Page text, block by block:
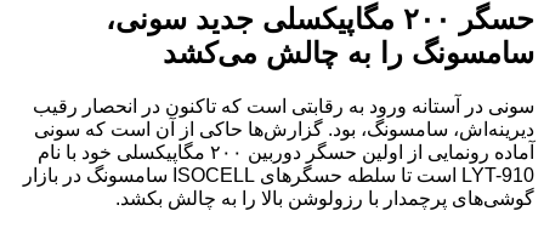
حسگر ۲۰۰ مگاپیکسلی جدید سونی،
سامسونگ را به چالش می‌کشد
سونی در آستانه ورود به رقابتی است که تاکنون در انحصار رقیب
دیرینه‌اش، سامسونگ، بود. گزارش‌ها حاکی از آن است که سونی
آماده رونمایی از اولین حسگر دوربین ۲۰۰ مگاپیکسلی خود با نام
LYT-910 است تا سلطه حسگرهای ISOCELL سامسونگ در بازار
گوشی‌های پرچمدار با رزولوشن بالا را به چالش بکشد.